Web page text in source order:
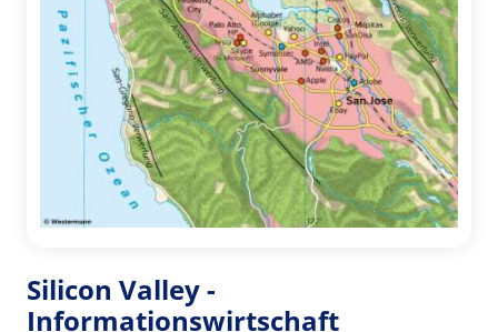
Silicon Valley -
Informationswirtschaft